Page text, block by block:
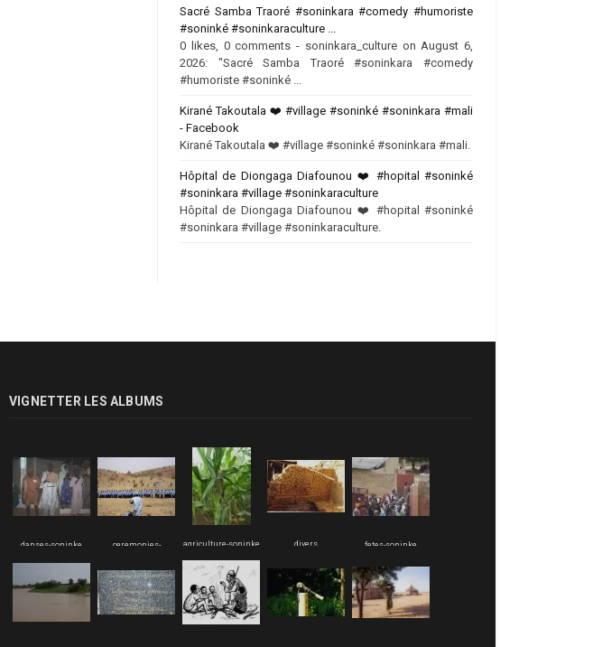
Sacré Samba Traoré #soninkara #comedy #humoriste
#soninké #soninkaraculture ...
0 likes, 0 comments - soninkara_culture on August 6,
2026: "Sacré Samba Traoré #soninkara #comedy
#humoriste #soninké ...
Kirané Takoutala ❤️‍ #village #soninké #soninkara #mali
- Facebook
Kirané Takoutala ❤️‍ #village #soninké #soninkara #mali.
Hôpital de Diongaga Diafounou ❤️‍ #hopital #soninké
#soninkara #village #soninkaraculture
Hôpital de Diongaga Diafounou ❤️‍ #hopital #soninké
#soninkara #village #soninkaraculture.
VIGNETTER LES ALBUMS
danses-soninke ceremonies- agriculture-soninke divers fetes-soninke